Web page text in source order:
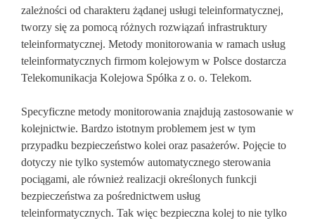
zależności od charakteru żąda­nej usługi teleinformatycznej,
tworzy się za pomocą różnych roz­wiązań infrastruk­tury
teleinformatycz­nej. Metody monitorowania w ramach usług
teleinformatycznych firmom kole­jowym w Polsce do­starcza
Telekomunikacja Kolejowa Spółka z o. o. Telekom.
Specyficzne metody monitorowania znajdują zastosowanie w
kolejnictwie. Bardzo istotnym problemem jest w tym
przypadku bezpieczeństwo kolei oraz pasa­żerów. Pojęcie to
dotyczy nie tylko systemów automatycznego sterowania
pociągami, ale również realizacji określonych funkcji
bezpieczeństwa za pośrednictwem usług
teleinformatycznych. Tak więc bezpieczna kolej to nie tylko